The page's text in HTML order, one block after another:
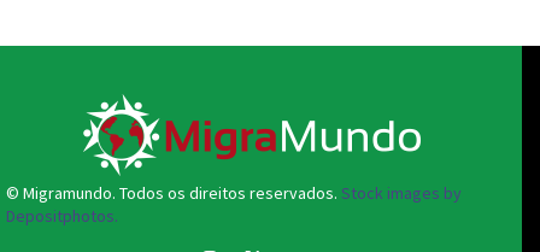
© Migramundo. Todos os direitos reservados. Stock images by
Depositphotos.